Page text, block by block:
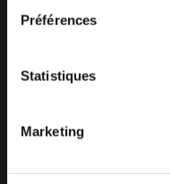
Préférences
Statistiques
Marketing
que les données